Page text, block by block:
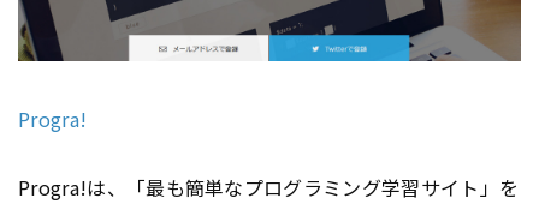
Progra!
Progra!は、「最も簡単なプログラミング学習サイト」を